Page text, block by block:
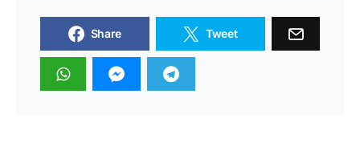
Share Tweet